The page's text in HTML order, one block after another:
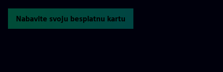
Nabavite svoju besplatnu kartu